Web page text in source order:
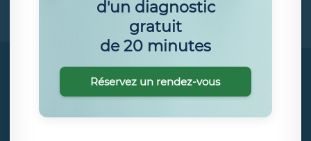
d'un diagnostic
gratuit
de 20 minutes
Réservez un rendez-vous